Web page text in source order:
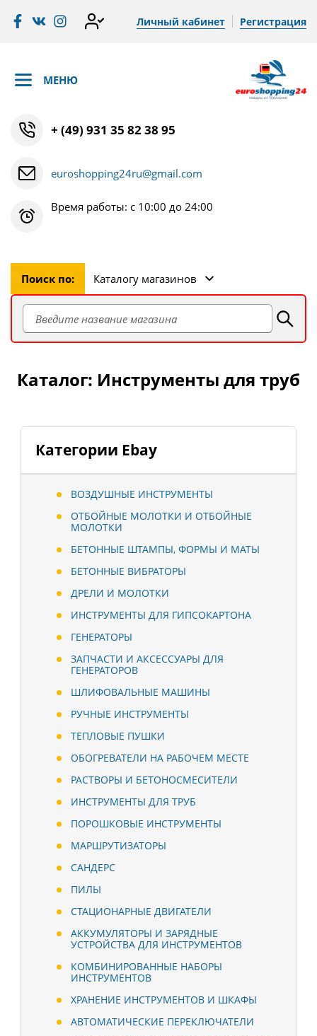
Личный кабинет Регистрация
МЕНЮ
+ (49) 931 35 82 38 95
euroshopping24ru@gmail.com
Время работы: с 10:00 до 24:00
Поиск по: Каталогу магазинов
Категории Ebay
ВОЗДУШНЫЕ ИНСТРУМЕНТЫ
ОТБОЙНЫЕ МОЛОТКИ И ОТБОЙНЫЕ
МОЛОТКИ
БЕТОННЫЕ ШТАМПЫ, ФОРМЫ И МАТЫ
БЕТОННЫЕ ВИБРАТОРЫ
ДРЕЛИ И МОЛОТКИ
ИНСТРУМЕНТЫ ДЛЯ ГИПСОКАРТОНА
ГЕНЕРАТОРЫ
ЗАПЧАСТИ И АКСЕССУАРЫ ДЛЯ
ГЕНЕРАТОРОВ
ШЛИФОВАЛЬНЫЕ МАШИНЫ
РУЧНЫЕ ИНСТРУМЕНТЫ
ТЕПЛОВЫЕ ПУШКИ
ОБОГРЕВАТЕЛИ НА РАБОЧЕМ МЕСТЕ
РАСТВОРЫ И БЕТОНОСМЕСИТЕЛИ
ИНСТРУМЕНТЫ ДЛЯ ТРУБ
ПОРОШКОВЫЕ ИНСТРУМЕНТЫ
МАРШРУТИЗАТОРЫ
САНДЕРС
ПИЛЫ
СТАЦИОНАРНЫЕ ДВИГАТЕЛИ
АККУМУЛЯТОРЫ И ЗАРЯДНЫЕ
УСТРОЙСТВА ДЛЯ ИНСТРУМЕНТОВ
КОМБИНИРОВАННЫЕ НАБОРЫ
ИНСТРУМЕНТОВ
ХРАНЕНИЕ ИНСТРУМЕНТОВ И ШКАФЫ
АВТОМАТИЧЕСКИЕ ПЕРЕКЛЮЧАТЕЛИ
Каталог: Инструменты для труб